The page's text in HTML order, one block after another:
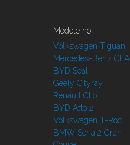
Modele noi
Volkswagen Tiguan
Mercedes-Benz CLA
BYD Seal
Geely Cityray
Renault Clio
BYD Atto 2
Volkswagen T-Roc
BMW Seria 2 Gran